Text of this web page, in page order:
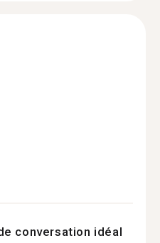
conversation idéal